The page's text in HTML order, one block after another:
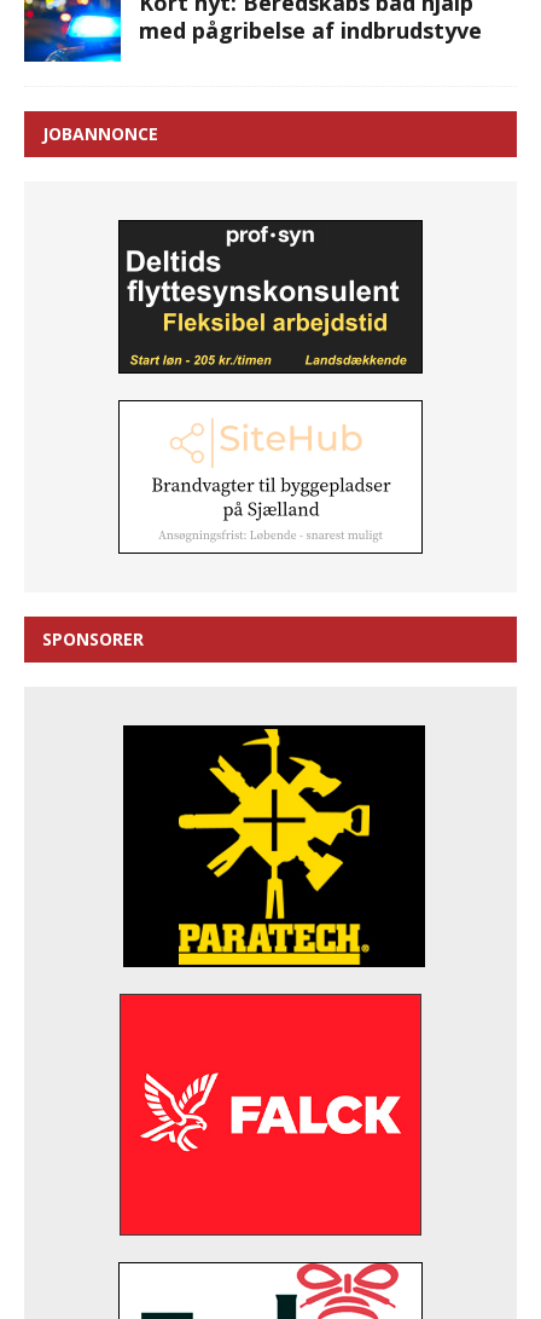
med pågribelse af indbrudstyve
JOBANNONCE
SPONSORER